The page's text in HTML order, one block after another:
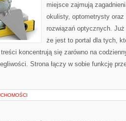
miejsce zajmują
okulisty, optometrysty oraz
rozwiązań optycznych.
że jest to portal dla tych,
koncentrują się zarówno na
Strona łączy w sobie funkcję